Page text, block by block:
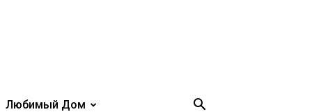
Любимый Дом